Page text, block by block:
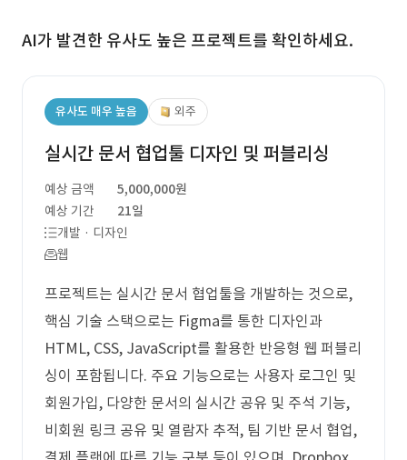
AI가 발견한 유사도 높은 프로젝트를 확인하세요.
유사도 매우 높음 외주
실시간 문서 협업툴 디자인 및 퍼블리싱
예상 금액
5,000,000원
예상 기간
21일
개발 · 디자인
웹
프로젝트는 실시간 문서 협업툴을 개발하는 것으로,
핵심 기술 스택으로는 Figma를 통한 디자인과
HTML, CSS, JavaScript를 활용한 반응형 웹 퍼블리
싱이 포함됩니다. 주요 기능으로는 사용자 로그인 및
회원가입, 다양한 문서의 실시간 공유 및 주석 기능,
비회원 링크 공유 및 열람자 추적, 팀 기반 문서 협업,